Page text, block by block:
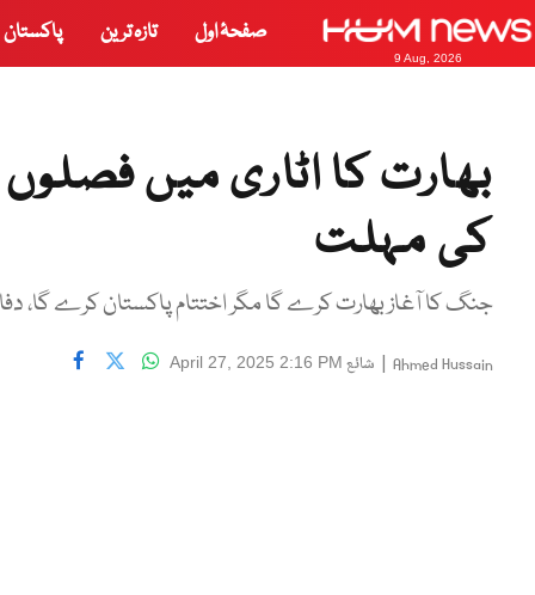
9 Aug, 2026
صفحۂ اول تازہ ترین پاکستان
کی مہلت
جنگ کا آغاز بھارت کرے گا مگر اختتام پاکستان کرے گا،
Ahmed Hussain
| شائع April 27, 2025 2:16 PM